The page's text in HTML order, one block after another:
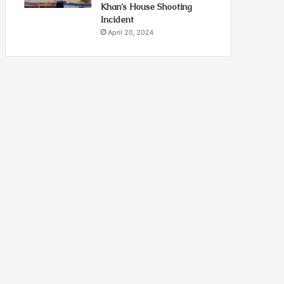
Khan’s House Shooting
Incident
April 20, 2024